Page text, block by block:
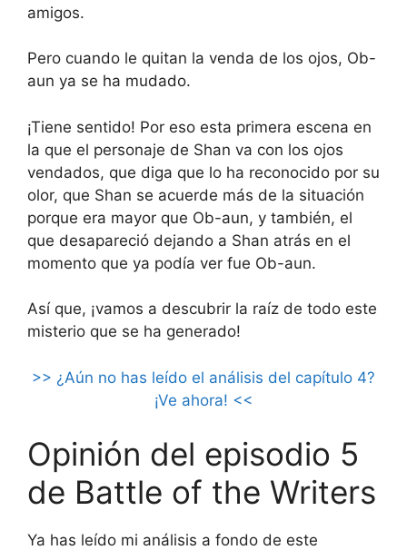
amigos.
Pero cuando le quitan la venda de los ojos, Ob-
aun ya se ha mudado.
¡Tiene sentido! Por eso esta primera escena en
la que el personaje de Shan va con los ojos
vendados, que diga que lo ha reconocido por su
olor, que Shan se acuerde más de la situación
porque era mayor que Ob-aun, y también, el
que desapareció dejando a Shan atrás en el
momento que ya podía ver fue Ob-aun.
Así que, ¡vamos a descubrir la raíz de todo este
misterio que se ha generado!
>> ¿Aún no has leído el análisis del capítulo 4?
¡Ve ahora! <<
Opinión del episodio 5
de Battle of the Writers
Ya has leído mi análisis a fondo de este